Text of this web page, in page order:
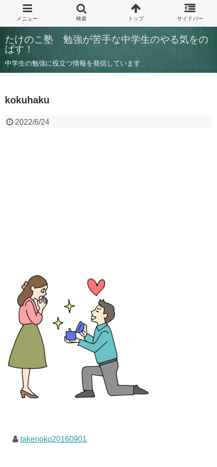
たけのこ塾 勉強が苦手な中学生のやる気をの
ばす！
中学生の勉強に役立つ情報を発信しています
kokuhaku
2022/6/24
takenoko20160901